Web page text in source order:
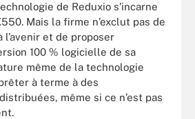
de Reduxio s’incarne
Mais la firme n’exclut pas de
l’avenir et de proposer
100 % logicielle de sa
même de la technologie
à terme à des
même si ce n’est pas